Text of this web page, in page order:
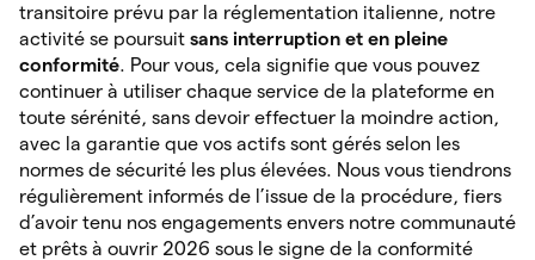
transitoire prévu par la réglementation italienne, notre
activité se poursuit sans interruption et en pleine
conformité. Pour vous, cela signifie que vous pouvez
continuer à utiliser chaque service de la plateforme en
toute sérénité, sans devoir effectuer la moindre action,
avec la garantie que vos actifs sont gérés selon les
normes de sécurité les plus élevées. Nous vous tiendrons
régulièrement informés de l’issue de la procédure, fiers
d’avoir tenu nos engagements envers notre communauté
et prêts à ouvrir 2026 sous le signe de la conformité